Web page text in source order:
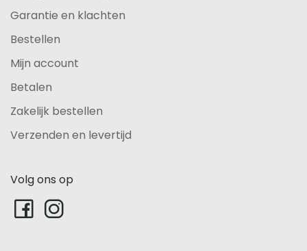
Garantie en klachten
Bestellen
Mijn account
Betalen
Zakelijk bestellen
Verzenden en levertijd
Volg ons op